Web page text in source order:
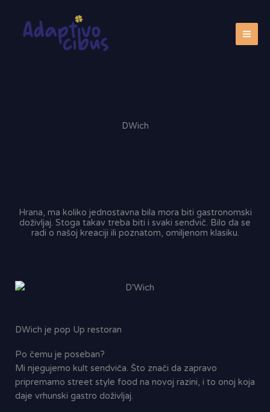
content
DWich
Hrana, ma koliko jednostavna bila mora biti gastronomski
doživljaj. Stoga takav treba biti i svaki sendvič. Bilo da se
radi o našoj kreaciji ili poznatom, omiljenom klasiku.
DWich je pop Up restoran
Po čemu je poseban?
Mi njegujemo kult sendviča. Što znači da zapravo
pripremamo street style food na novoj razini, i to onoj koja
daje vrhunski gastro doživljaj.